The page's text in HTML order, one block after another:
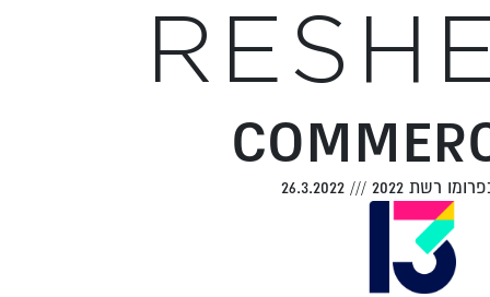
רשת 2022 ///
26.3.2022